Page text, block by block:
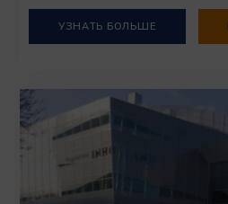
УЗНАТЬ БОЛЬШЕ